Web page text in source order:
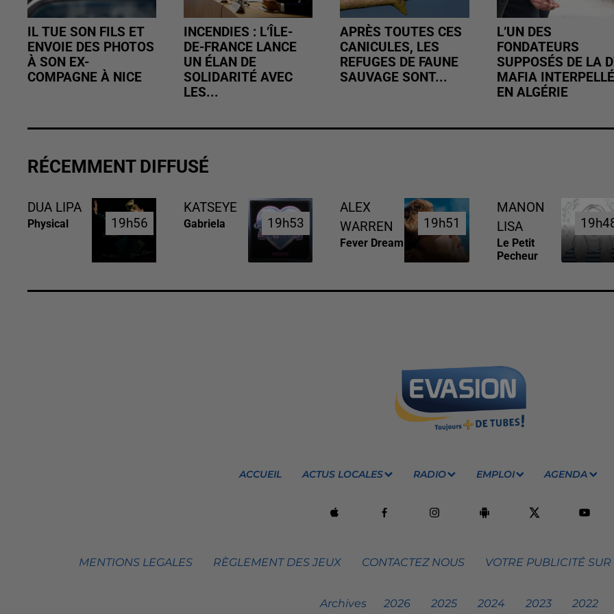
IL TUE SON FILS ET
ENVOIE DES PHOTOS
À SON EX-
COMPAGNE À NICE
INCENDIES : L’ÎLE-
DE-FRANCE LANCE
UN ÉLAN DE
SOLIDARITÉ AVEC
LES...
APRÈS TOUTES CES
CANICULES, LES
REFUGES DE FAUNE
SAUVAGE SONT...
L’UN DES
FONDATEURS
SUPPOSÉS DE LA
MAFIA INTERPELLÉ
EN ALGÉRIE
RÉCEMMENT DIFFUSÉ
DUA LIPA
Physical 19h56
19h56
KATSEYE
Gabriela 19h53
19h53
ALEX
WARREN
Fever Dream
19h51
19h51
MANON
LISA
Le Petit
Pecheur
ACCUEIL ACTUS LOCALES RADIO EMPLOI AGENDA
MENTIONS LEGALES RÈGLEMENT DES JEUX CONTACTEZ NOUS VOTRE PUBLICITÉ
Archives 2026 2025 2024 2023 2022